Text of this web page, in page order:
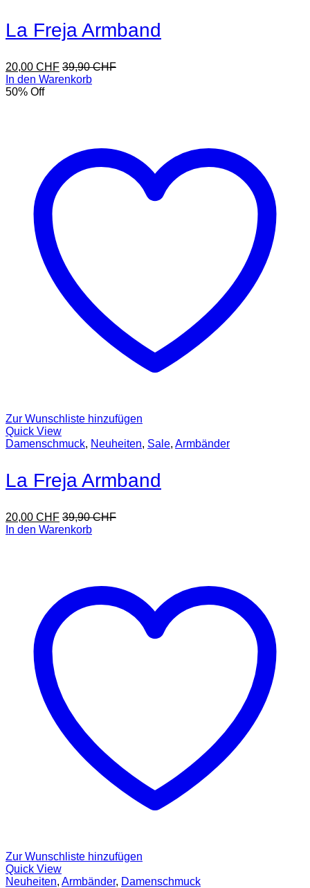
La Freja Armband
20,00 CHF 39,90CHF
In den Warenkorb
50% Off
Zur Wunschliste hinzufügen
Quick View
Damenschmuck, Neuheiten, Sale, Armbänder
La Freja Armband
20,00 CHF 39,90CHF
In den Warenkorb
Zur Wunschliste hinzufügen
Quick View
Neuheiten, Armbänder, Damenschmuck